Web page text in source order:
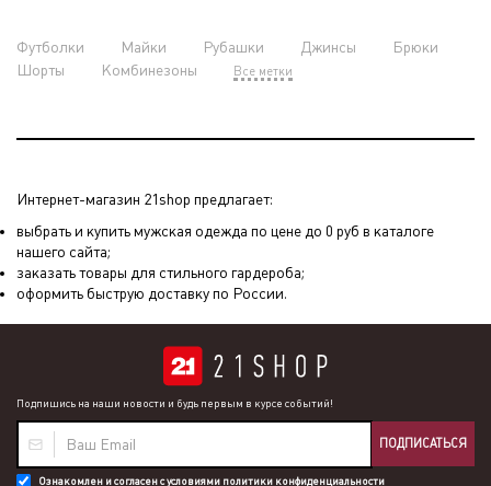
Футболки Майки Рубашки Джинсы
Брюки
Шорты
Комбинезоны Все метки
Интернет-магазин 21shop предлагает:
выбрать и купить мужская одежда по цене до 0 руб в каталоге
нашего сайта;
заказать товары для стильного гардероба;
оформить быструю доставку по России.
Подпишись на наши новости и будь первым в курсе событий!
ПОДПИСАТЬСЯ
Ознакомлен и согласен с условиями политики конфиденциальности